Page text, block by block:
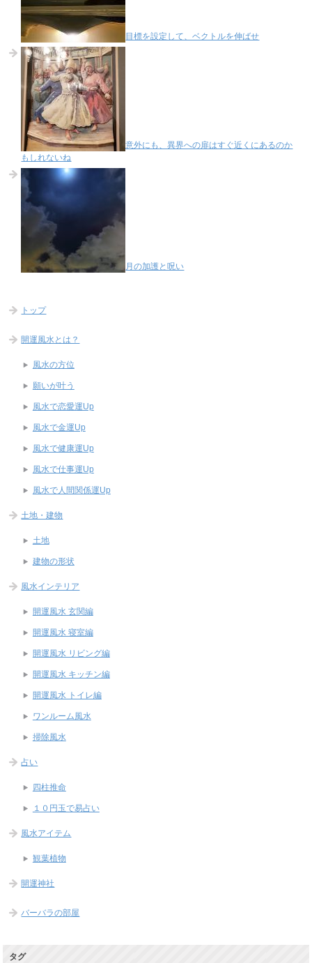
目標を設定して、ベクトルを伸ばせ
意外にも、異界への扉はすぐ近くにあるのか
もしれないね
月の加護と呪い
トップ
開運風水とは？
風水の方位
願いが叶う
風水で恋愛運Up
風水で金運Up
風水で健康運Up
風水で仕事運Up
風水で人間関係運Up
土地・建物
土地
建物の形状
風水インテリア
開運風水 玄関編
開運風水 寝室編
開運風水 リビング編
開運風水 キッチン編
開運風水 トイレ編
ワンルーム風水
掃除風水
占い
四柱推命
１０円玉で易占い
風水アイテム
観葉植物
開運神社
バーバラの部屋
タグ